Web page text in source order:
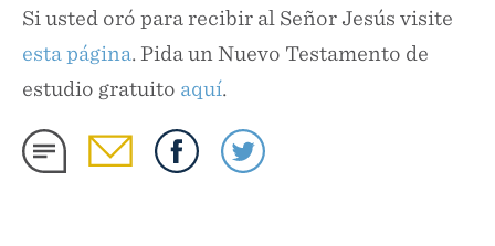
Si usted oró para recibir al Señor Jesús visite
esta página. Pida un Nuevo Testamento de
estudio gratuito aquí.